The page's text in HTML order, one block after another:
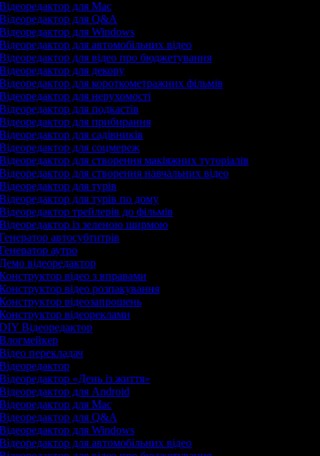
для Mac
для Q&A
для Windows
для автомобільних відео
для відео про бюджетування
для декору
для короткометражних фільмів
для нерухомості
для подкастів
для прибирання
для садівників
для соцмереж
для створення макіяжних туторіалів
для створення навчальних відео
для турів
для турів по дому
трейлерів до фільмів
із зеленою ширмою
автосубтитрів
аутро
відеоредактор
відео з вправами
відео розпакування
відеозапрошень
відеореклами
Відеоредактор
перекладач
«День із життя»
для Android
для Mac
для Q&A
для Windows
для автомобільних відео